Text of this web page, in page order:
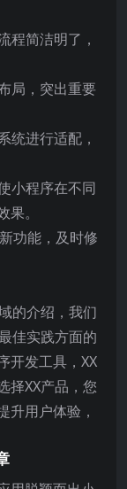
程简洁明了，
局，突出重要
统进行适配，
小程序在不同
。
功能，及时修
的介绍，我们
佳实践方面的
开发工具，XX
择XX产品，您
升用户体验，